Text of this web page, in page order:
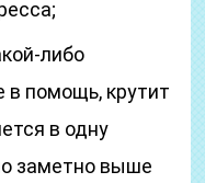
либо
в помощь, крутит
в одну
заметно выше